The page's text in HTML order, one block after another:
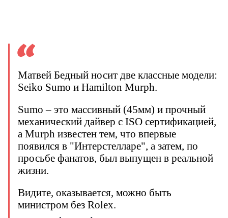
Матвей Бедный носит две классные модели:
Seiko Sumo и Hamilton Murph.
Sumo – это массивный (45мм) и прочный
механический дайвер с ISO сертификацией,
а Murph известен тем, что впервые
появился в "Интерстелларе", а затем, по
просьбе фанатов, был выпущен в реальной
жизни.
Видите, оказывается, можно быть
министром без Rolex.